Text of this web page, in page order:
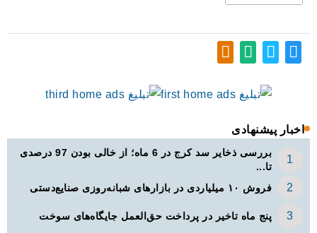
اخبار پیشنهادی
بررسی ذخایر سد کرج در 6 ماه؛ از خالی بودن 97 درصدی
تا...
فروش ۱۰ میلیاردی در بازارهای شبانه‌روزی صنایع‌دستی
پنج ماه تاخیر در پرداخت حق‌العمل جایگاه‌های سوخت